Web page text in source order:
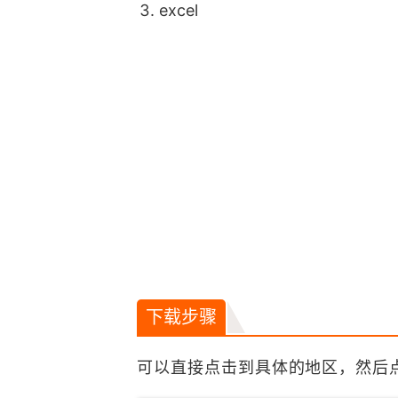
excel
下载步骤
可以直接点击到具体的地区，然后